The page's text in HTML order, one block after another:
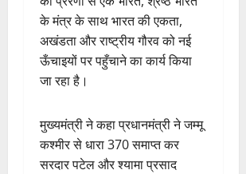
के मंत्र के साथ भारत की एकता,
अखंडता और राष्ट्रीय गौरव को नई
ऊँचाइयों पर पहुँचाने का कार्य किया
जा रहा है।
मुख्यमंत्री ने कहा प्रधानमंत्री ने जम्मू
कश्मीर से धारा 370 समाप्त कर
सरदार पटेल और श्यामा प्रसाद